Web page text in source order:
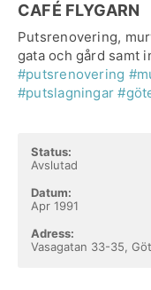
CAFÉ FLYGARN
Putsrenovering,
gata och gård samt
#putsrenovering
#putslagningar
Status:
Avslutad
Datum:
Apr 1991
Adress:
Vasagatan 33-35,